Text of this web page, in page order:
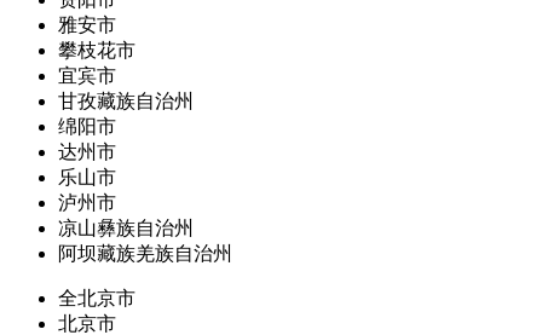
雅安市
攀枝花市
宜宾市
甘孜藏族自治州
绵阳市
达州市
乐山市
泸州市
凉山彝族自治州
阿坝藏族羌族自治州
全北京市
北京市